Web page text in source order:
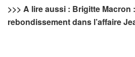
>>> A lire aussi : Brigitte Macron
rebondissement dans l’affaire